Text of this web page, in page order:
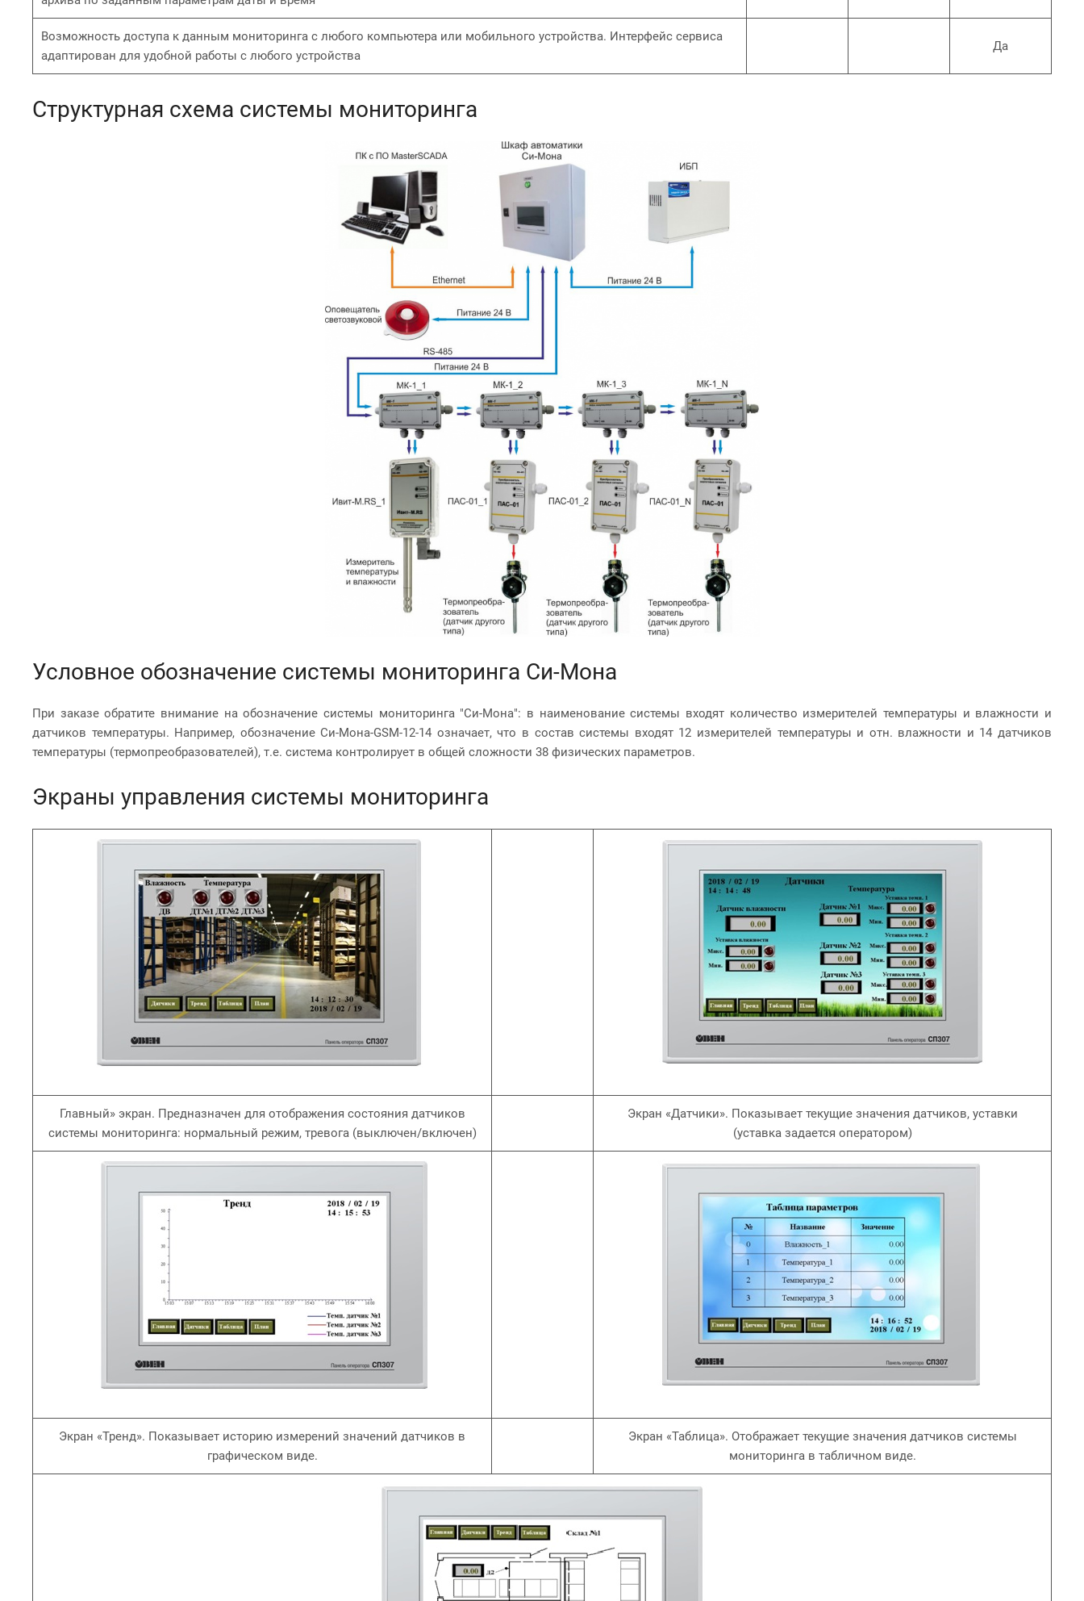
Возможность доступа к данным мониторинга с любого компьютера или мобильного устройства. Интерфейс сервиса
адаптирован для удобной работы с любого устройства
Да
Структурная схема системы мониторинга
Условное обозначение системы мониторинга Си-Мона
При заказе обратите внимание на обозначение системы мониторинга "Си-Мона": в наименование системы входят количество измерителей температуры и влажности и
датчиков температуры. Например, обозначение Си-Мона-GSM-12-14 означает, что в состав системы входят 12 измерителей температуры и отн. влажности и 14 датчиков
температуры (термопреобразователей), т.е. система контролирует в общей сложности 38 физических параметров.
Экраны управления системы мониторинга
Главный» экран. Предназначен для отображения состояния датчиков
системы мониторинга: нормальный режим, тревога (выключен/включен)
Экран «Датчики». Показывает текущие значения датчиков, уставки
(уставка задается оператором)
Экран «Тренд». Показывает историю измерений значений датчиков в
графическом виде.
Экран «Таблица». Отображает текущие значения датчиков системы
мониторинга в табличном виде.